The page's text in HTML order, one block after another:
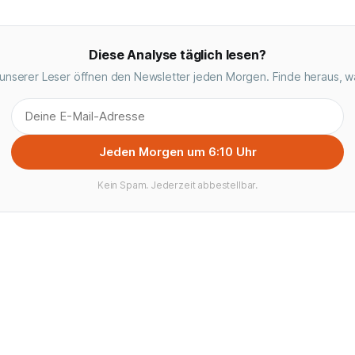
Diese Analyse täglich lesen?
Leser öffnen den Newsletter jeden Morgen. Finde heraus,
Jeden Morgen um 6:10 Uhr
Kein Spam. Jederzeit abbestellbar.